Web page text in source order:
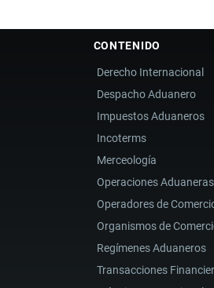
CONTENIDO
Derecho Internacional
Despacho Aduanero
Impuestos Aduaneros
Incoterms
Merceología
Operaciones Aduaneras
Operadores de
Organismos de
Regímenes Aduaneros
Transacciones